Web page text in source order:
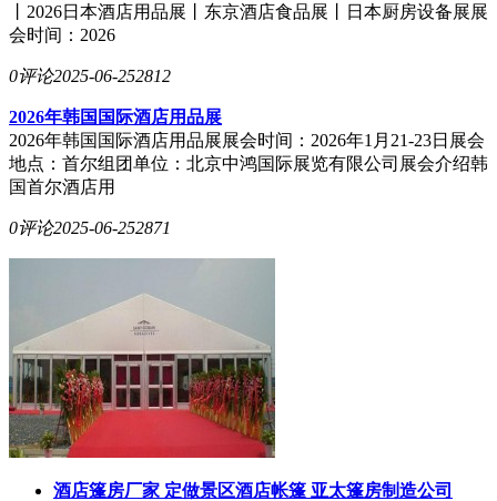
丨2026日本酒店用品展丨东京酒店食品展丨日本厨房设备展展
会时间：2026
0评论2025-06-252812
2026年韩国国际酒店用品展
2026年韩国国际酒店用品展展会时间：2026年1月21-23日展会
地点：首尔组团单位：北京中鸿国际展览有限公司展会介绍韩
国首尔酒店用
0评论2025-06-252871
酒店篷房厂家 定做景区酒店帐篷 亚太篷房制造公司